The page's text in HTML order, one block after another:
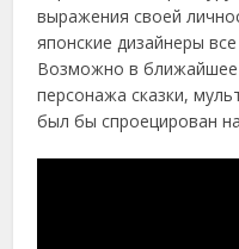
выражения своей
японские дизайнеры
Возможно в ближайшее
персонажа сказки,
был бы спроецирован